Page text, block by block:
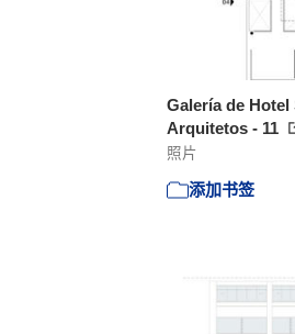
Galería de Hotel
Arquitetos - 11
照片
添加书签